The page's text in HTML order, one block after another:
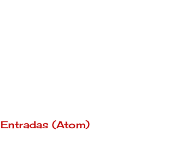
Entradas (Atom)